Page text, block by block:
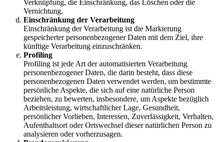
Verknüpfung, die Einschränkung, das Löschen oder die
Vernichtung.
Einschränkung der Verarbeitung
Einschränkung der Verarbeitung ist die Markierung
gespeicherter personenbezogener Daten mit dem Ziel, ihre
künftige Verarbeitung einzuschränken.
Profiling
Profiling ist jede Art der automatisierten Verarbeitung
personenbezogener Daten, die darin besteht, dass diese
personenbezogenen Daten verwendet werden, um bestimmte
persönliche Aspekte, die sich auf eine natürliche Person
beziehen, zu bewerten, insbesondere, um Aspekte bezüglich
Arbeitsleistung, wirtschaftlicher Lage, Gesundheit,
persönlicher Vorlieben, Interessen, Zuverlässigkeit, Verhalten,
Aufenthaltsort oder Ortswechsel dieser natürlichen Person zu
analysieren oder vorherzusagen.